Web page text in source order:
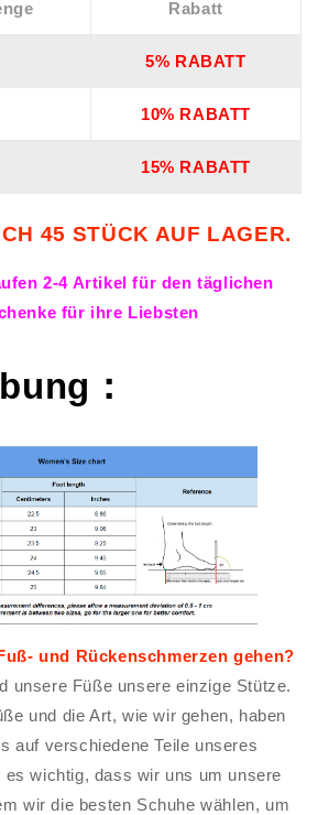
Rabatt
5% RABATT
10% RABATT
15% RABATT
45 STÜCK AUF LAGER.
2-4 Artikel für den täglichen
für ihre Liebsten
：
und Rückenschmerzen gehen?
unsere Füße unsere einzige Stütze.
und die Art, wie wir gehen, haben
auf verschiedene Teile unseres
wichtig, dass wir uns um unsere
wir die besten Schuhe wählen, um